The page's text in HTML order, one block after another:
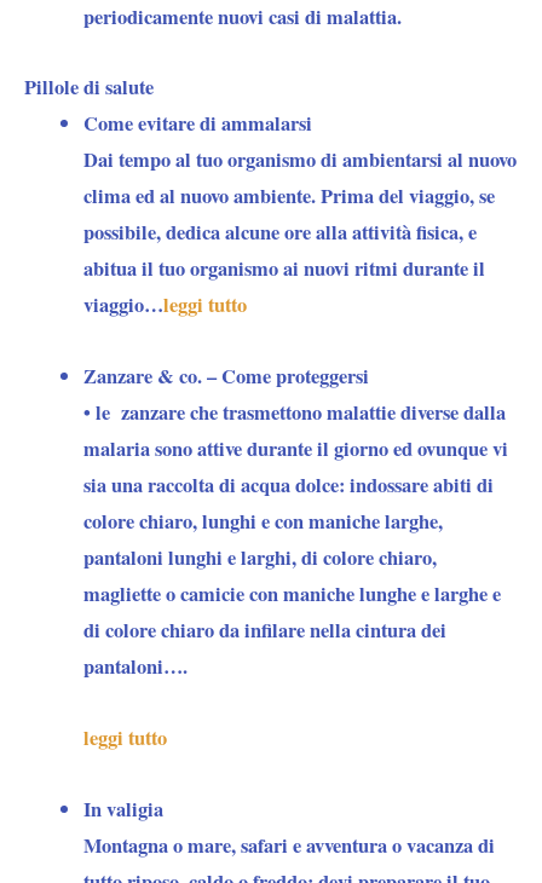
periodicamente nuovi casi di malattia.
Pillole di salute
Come evitare di ammalarsi
Dai tempo al tuo organismo di ambientarsi al nuovo
clima ed al nuovo ambiente. Prima del viaggio, se
possibile, dedica alcune ore alla attività fisica, e
abitua il tuo organismo ai nuovi ritmi durante il
viaggio…leggi tutto
Zanzare & co. – Come proteggersi
• lezanzareche trasmettono malattie diverse dalla
malaria sono attive durante il giorno ed ovunque vi
sia una raccolta di acqua dolce: indossare abiti di
colore chiaro, lunghi e con maniche larghe,
pantaloni lunghi e larghi, di colore chiaro,
magliette o camicie con maniche lunghe e larghe e
di colore chiaro da infilare nella cintura dei
pantaloni….
leggi tutto
In valigia
Montagna o mare, safari e avventura o vacanza di